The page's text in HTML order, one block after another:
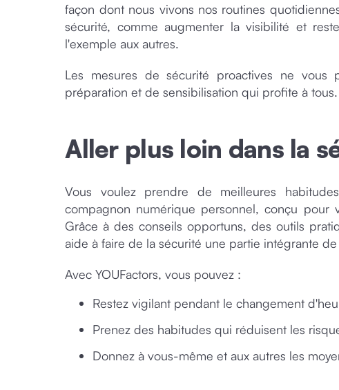
façon dont nous vivons nos routines
sécurité, comme augmenter la visibilité et
l'exemple aux autres.
Les mesures de sécurité proactives ne
préparation et de sensibilisation qui profite à tous.
Aller plus loin dans la
Vous voulez prendre de meilleures
compagnon numérique personnel, conçu
Grâce à des conseils opportuns, des outils
aide à faire de la sécurité une partie intégrante
Avec YOUFactors, vous pouvez :
Restez vigilant pendant le changement
Prenez des habitudes qui réduisent les
Donnez à vous-même et aux autres les